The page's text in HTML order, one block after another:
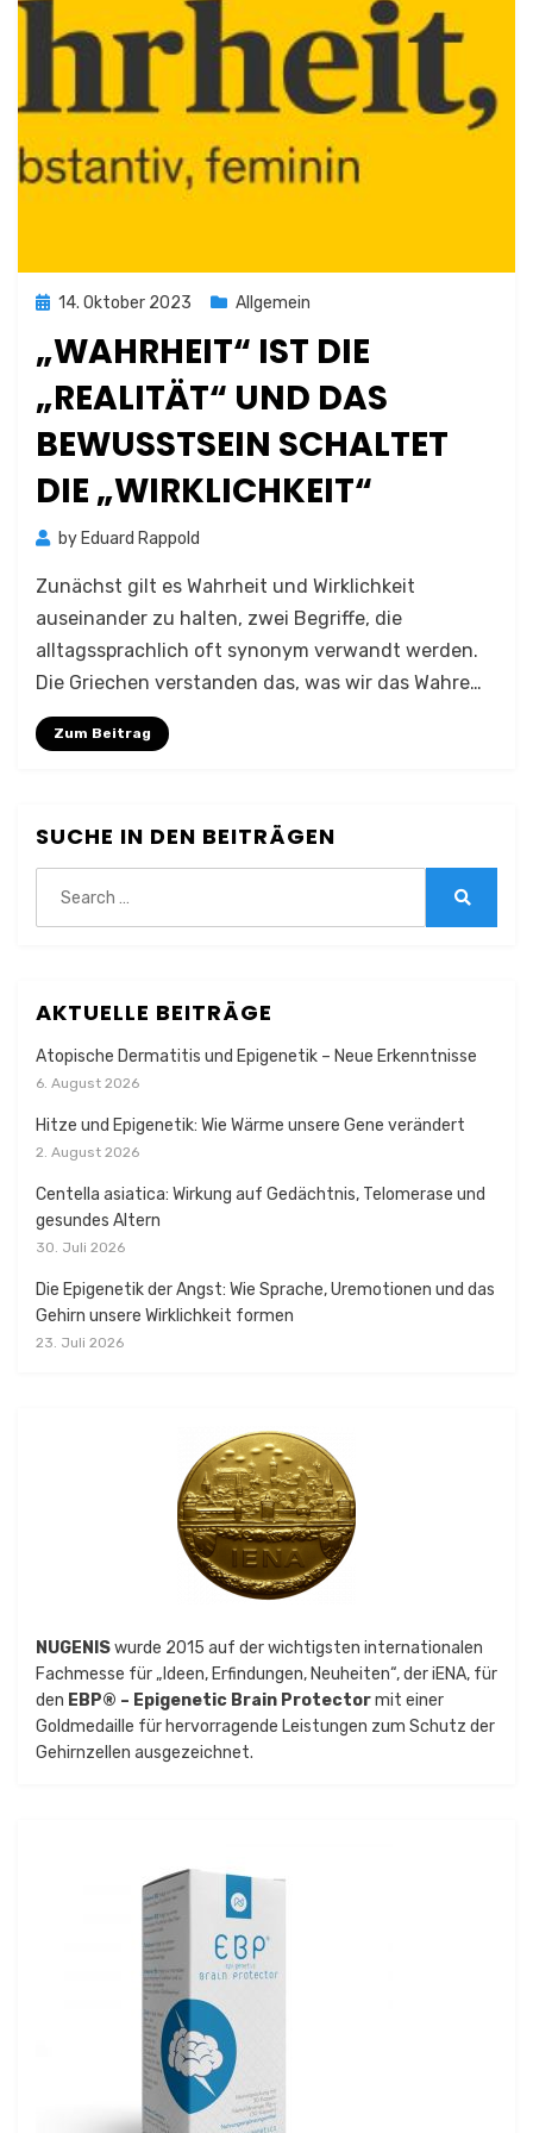
Posted
14. Oktober 2023 Allgemein
„WAHRHEIT“ IST DIE
„REALITÄT“ UND DAS
BEWUSSTSEIN SCHALTET
DIE „WIRKLICHKEIT“
by Eduard Rappold
Zunächst gilt es Wahrheit und Wirklichkeit
auseinander zu halten, zwei Begriffe, die
alltagssprachlich oft synonym verwandt werden.
Die Griechen verstanden das, was wir das Wahre…
Zum Beitrag
SUCHE IN DEN BEITRÄGEN
for:
AKTUELLE BEITRÄGE
Atopische Dermatitis und Epigenetik – Neue Erkenntnisse
6. August 2026
Hitze und Epigenetik: Wie Wärme unsere Gene verändert
2. August 2026
Centella asiatica: Wirkung auf Gedächtnis, Telomerase und
gesundes Altern
30. Juli 2026
Die Epigenetik der Angst: Wie Sprache, Uremotionen und das
Gehirn unsere Wirklichkeit formen
23. Juli 2026
NUGENISwurde 2015 auf der wichtigsten internationalen
Fachmesse für „Ideen, Erfindungen, Neuheiten“, der iENA, für
den EBP® – Epigenetic Brain Protectormit einer
Goldmedaille für hervorragende Leistungen zum Schutz der
Gehirnzellen ausgezeichnet.